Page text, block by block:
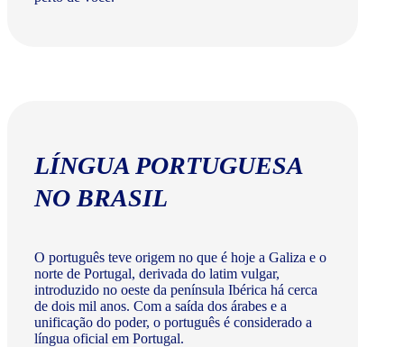
LÍNGUA PORTUGUESA
NO BRASIL
O português teve origem no que é hoje a Galiza e o
norte de Portugal, derivada do latim vulgar,
introduzido no oeste da península Ibérica há cerca
de dois mil anos. Com a saída dos árabes e a
unificação do poder, o português é considerado a
língua oficial em Portugal.